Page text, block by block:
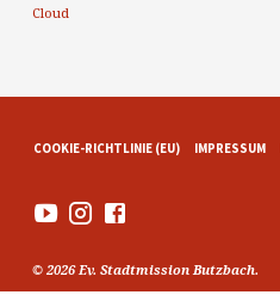
Cloud
COOKIE-RICHTLINIE (EU) IMPRESSUM
© 2026 Ev. Stadtmission Butzbach.